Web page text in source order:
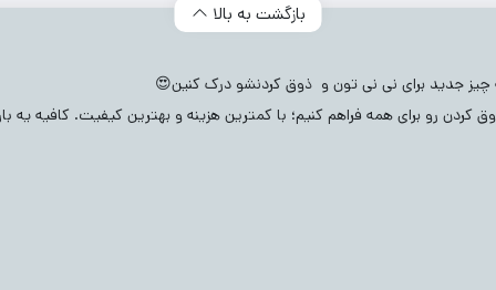
ایراد دار(624) شلوارک بچگانه
بادی نوزادی شال و کلاه نوزادی
سرهمی نوزادی(760) رامپر نوزادی (211) بیلر نوزادی(126)
بازگشت به بالا
چیز جدید برای نی نی تون و ذوق کردنشو درک کنین😍
کردن رو برای همه فراهم کنیم؛ با کمترین هزینه و بهترین کیفیت. کافیه یه